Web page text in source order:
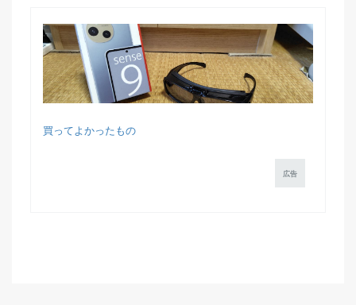
買ってよかったもの
広告